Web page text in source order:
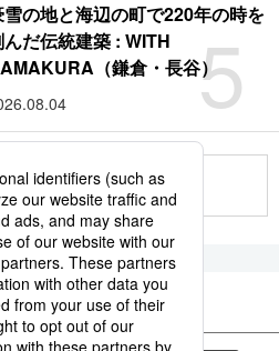
5
雪の地と海辺の町で220年の時を
んだ伝統建築 : WITH
（鎌倉・長谷）
と見る